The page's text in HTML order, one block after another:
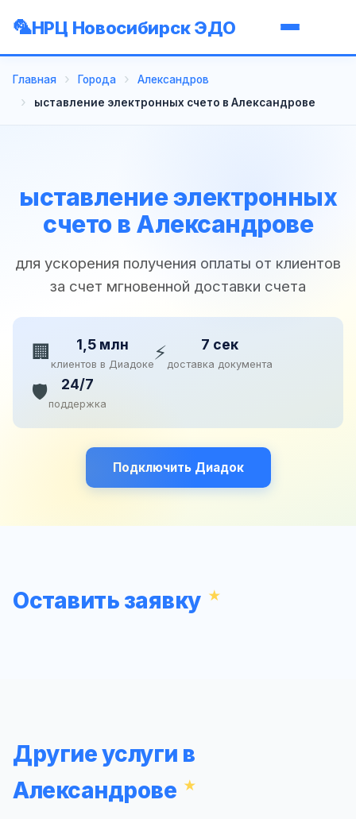
НРЦ Новосибирск ЭДО
Главная Города
Александров
ыставление электронных счето в Александрове
ыставление электронных
счето в Александрове
для ускорения получения оплаты от клиентов
за счет мгновенной доставки счета
🏢 1,5 млн
клиентов в Диадоке⚡ 7 сек
доставка документа
🛡️ 24/7
поддержка
Подключить Диадок
Оставить заявку
Другие услуги в
Александрове